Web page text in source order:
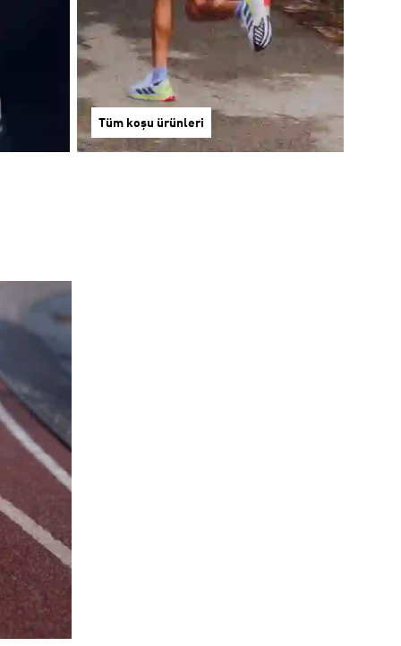
Tüm koşu ürünleri